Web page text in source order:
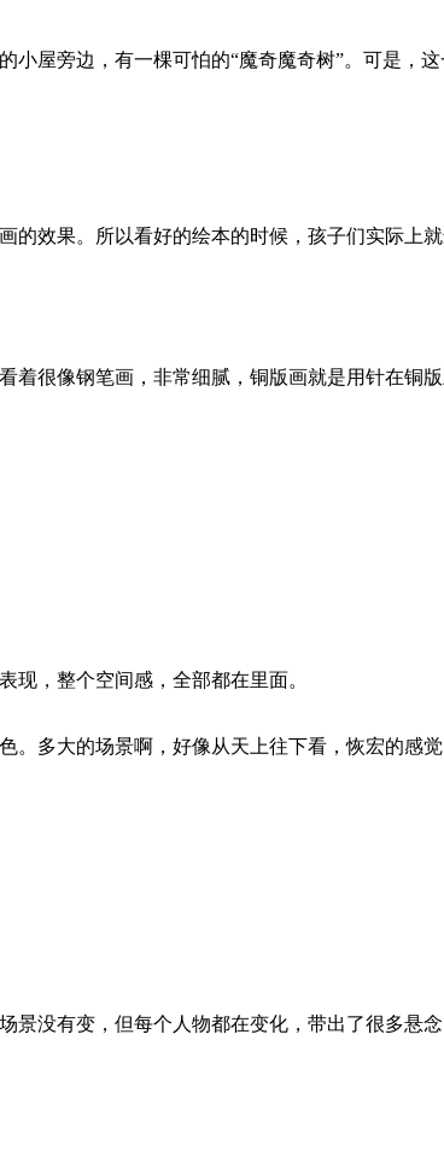
屋旁边，有一棵可怕的“魔奇魔奇树”。可是，
的效果。所以看好的绘本的时候，孩子们实际上
很像钢笔画，非常细腻，铜版画就是用针在铜版
现，整个空间感，全部都在里面。
多大的场景啊，好像从天上往下看，恢宏的感觉
没有变，但每个人物都在变化，带出了很多悬